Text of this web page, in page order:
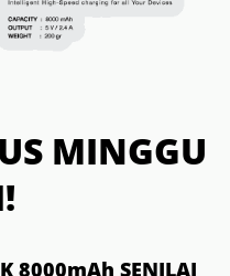
MINGGU
8000mAh SENILAI